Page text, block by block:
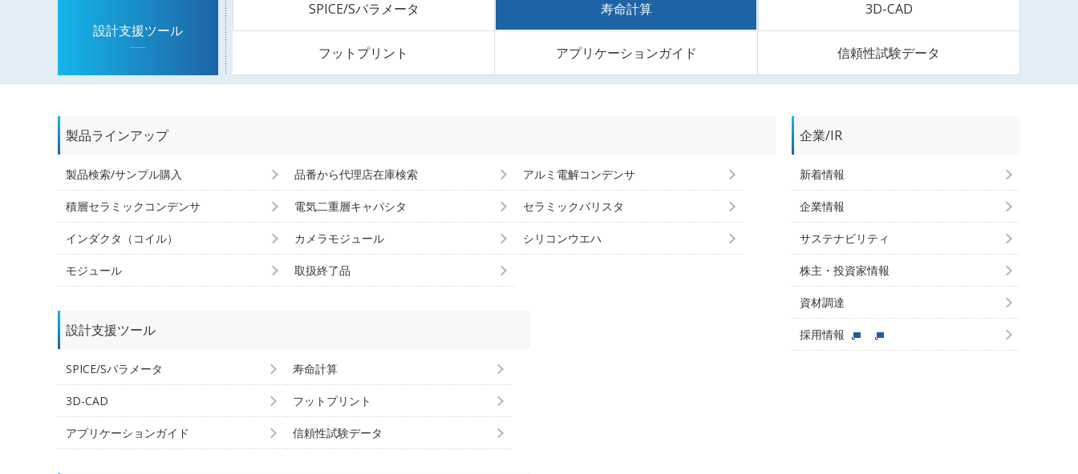
設計支援ツール
SPICE/Sパラメータ 寿命計算 3D-CAD
フットプリント アプリケーションガイド 信頼性試験データ
製品ラインアップ
製品検索/サンプル購入 品番から代理店在庫検索 アルミ電解コンデンサ
積層セラミックコンデンサ 電気二重層キャパシタ セラミックバリスタ
インダクタ（コイル） カメラモジュール シリコンウエハ
モジュール 取扱終了品
設計支援ツール
SPICE/Sパラメータ 寿命計算
3D-CAD フットプリント
アプリケーションガイド 信頼性試験データ
企業/IR
新着情報
企業情報
サステナビリティ
株主・投資家情報
資材調達
採用情報